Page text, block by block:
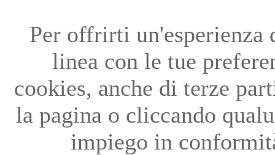
Per offrirti un'esperienza
linea con le tue
cookies, anche di terze
la pagina o cliccando
impiego in